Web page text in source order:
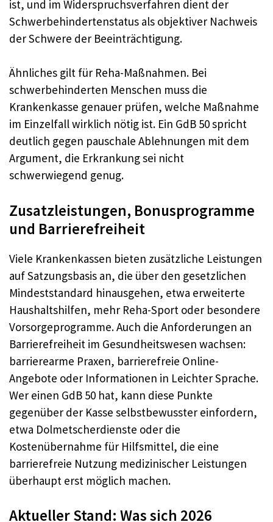
ist, und im Widerspruchsverfahren dient der
Schwerbehindertenstatus als objektiver Nachweis
der Schwere der Beeinträchtigung.
Ähnliches gilt für Reha-Maßnahmen. Bei
schwerbehinderten Menschen muss die
Krankenkasse genauer prüfen, welche Maßnahme
im Einzelfall wirklich nötig ist. Ein GdB 50 spricht
deutlich gegen pauschale Ablehnungen mit dem
Argument, die Erkrankung sei nicht
schwerwiegend genug.
Zusatzleistungen, Bonusprogramme
und Barrierefreiheit
Viele Krankenkassen bieten zusätzliche Leistungen
auf Satzungsbasis an, die über den gesetzlichen
Mindeststandard hinausgehen, etwa erweiterte
Haushaltshilfen, mehr Reha-Sport oder besondere
Vorsorgeprogramme. Auch die Anforderungen an
Barrierefreiheit im Gesundheitswesen wachsen:
barrierearme Praxen, barrierefreie Online-
Angebote oder Informationen in Leichter Sprache.
Wer einen GdB 50 hat, kann diese Punkte
gegenüber der Kasse selbstbewusster einfordern,
etwa Dolmetscherdienste oder die
Kostenübernahme für Hilfsmittel, die eine
barrierefreie Nutzung medizinischer Leistungen
überhaupt erst möglich machen.
Aktueller Stand: Was sich 2026